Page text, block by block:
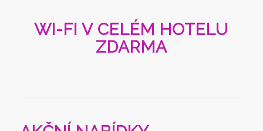
WI-FI V CELÉM HOTELU
ZDARMA